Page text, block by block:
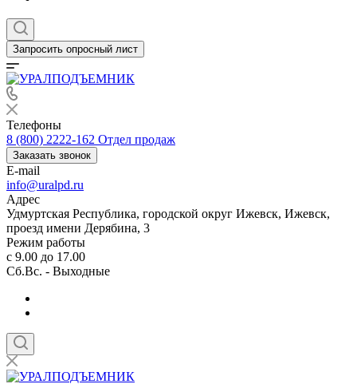
Запросить опросный лист
Телефоны
8 (800) 2222-162 Отдел продаж
Заказать звонок
E-mail
info@uralpd.ru
Адрес
Удмуртская Республика, городской округ Ижевск, Ижевск,
проезд имени Дерябина, 3
Режим работы
с 9.00 до 17.00
Сб.Вс. - Выходные